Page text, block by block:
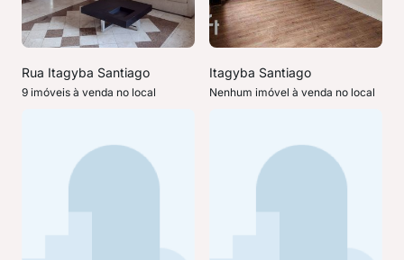
Rua Itagyba Santiago
9 imóveis à venda no local
Itagyba Santiago
Nenhum imóvel à venda no local